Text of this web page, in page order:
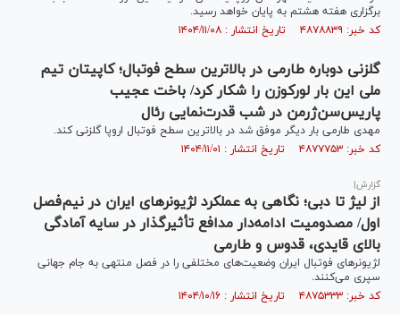
برگزاری هفته هشتم به پایان خواهد رسید.
کد خبر: ۴۸۷۸۸۳۹ تاریخ انتشار : ۱۴۰۴/۱۱/۰۸
گلزنی دوباره طارمی در بالاترین سطح فوتبال؛ کاپیتان تیم
ملی این بار لورکوزن را شکار کرد/ باخت عجیب
پاریس‌سن‌ژرمن در شب قدرت‌نمایی رئال
مهدی طارمی بار دیگر موفق شد در بالاترین سطح فوتبال اروپا گلزنی کند.
کد خبر: ۴۸۷۷۷۵۳ تاریخ انتشار : ۱۴۰۴/۱۱/۰۱
گزارش|
از لیژ تا دبی؛ نگاهی به عملکرد لژیونر‌های ایران در نیم‌فصل
اول/ مصدومیت ادامه‌دار مدافع تأثیرگذار در سایه آمادگی
بالای قایدی، قدوس و طارمی
لژیونر‌های فوتبال ایران وضعیت‌های مختلفی را در فصل منتهی به جام جهانی
سپری می‌کنند.
کد خبر: ۴۸۷۵۳۳۳ تاریخ انتشار : ۱۴۰۴/۱۰/۱۶